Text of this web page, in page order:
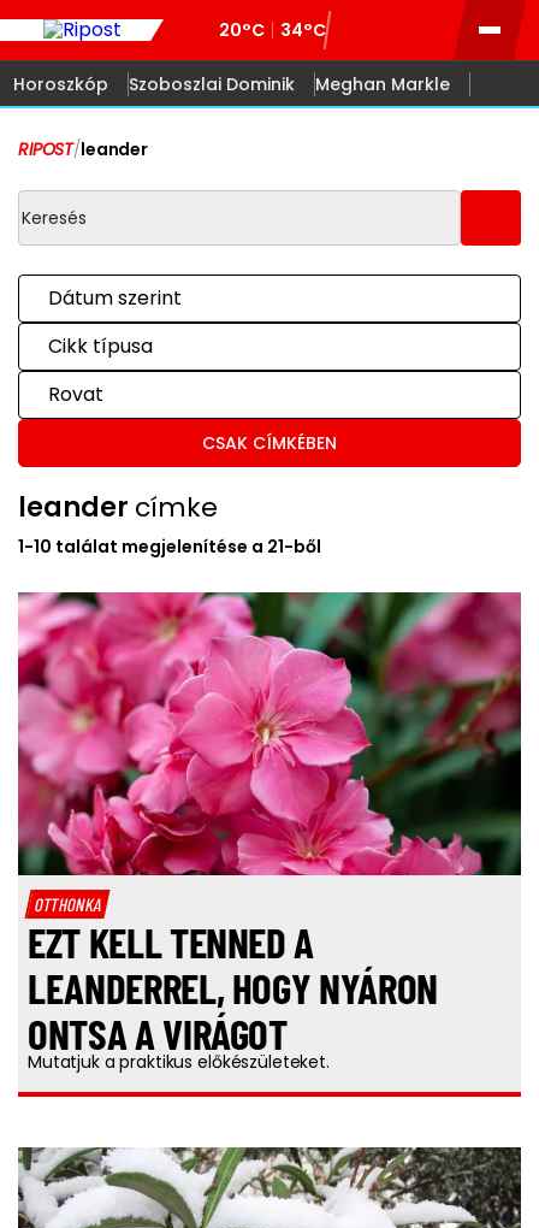
20°C 34°C
Horoszkóp Szoboszlai Dominik Meghan Markle
RIPOST/leander
Dátum szerint
Cikk típusa
Rovat
CSAK CÍMKÉBEN
leander címke
1-10 találat megjelenítése a 21-ből
OTTHONKA
EZT KELL TENNED A
LEANDERREL, HOGY NYÁRON
ONTSA A VIRÁGOT
Mutatjuk a praktikus előkészületeket.